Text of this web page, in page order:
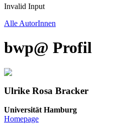
Invalid Input
Alle AutorInnen
bwp@ Profil
Ulrike Rosa Bracker
Universität Hamburg
Homepage